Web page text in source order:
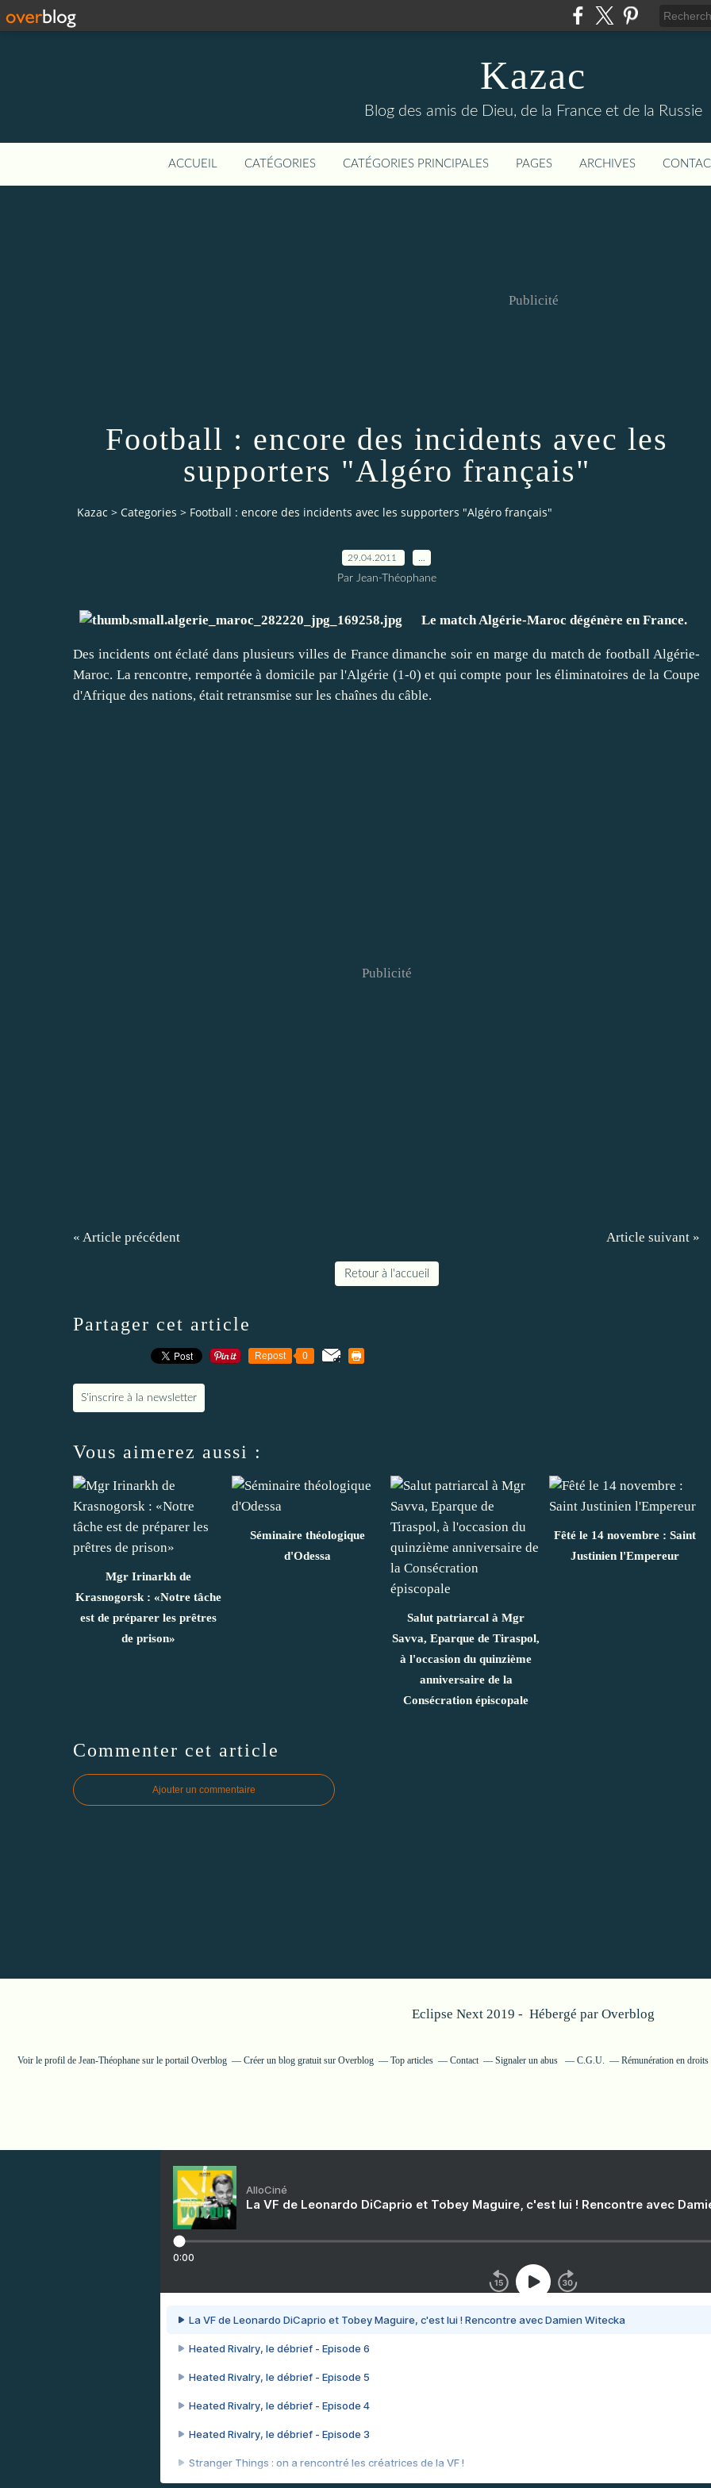
Kazac
Blog des amis de Dieu, de la France et de la Russie
ACCUEIL CATÉGORIES CATÉGORIES PRINCIPALES PAGES ARCHIVES
Publicité
Football : encore des incidents avec les
supporters "Algéro français"
Kazac > Categories > Football : encore des incidents avec les supporters "Algéro français"
29.04.2011
Par Jean-Théophane
Le match Algérie-Maroc dégénère en France.
Des incidents ont éclaté dans plusieurs villes de France dimanche soir en marge du match de football Algérie-
Maroc. La rencontre, remportée à domicile par l'Algérie (1-0) et qui compte pour les éliminatoires de la Coupe
d'Afrique des nations, était retransmise sur les chaînes du câble.
Publicité
« Article précédent Article suivant »
Retour à l'accueil
Partager cet article
Repost 0
S'inscrire à la newsletter
Vous aimerez aussi :
Mgr Irinarkh de
Krasnogorsk : «Notre tâche
est de préparer les prêtres
de prison»
Séminaire théologique
d'Odessa
Salut patriarcal à Mgr
Savva, Eparque de Tiraspol,
à l'occasion du quinzième
anniversaire de la
Consécration épiscopale
Fêté le 14 novembre : Saint
Justinien l'Empereur
Commenter cet article
Ajouter un commentaire
Eclipse Next 2019 - Hébergé par Overblog
Voir le profil de Jean-Théophane sur le portail Overblog Créer un blog gratuit sur Overblog Top articles Contact Signaler un abus C.G.U. Rémunération en droits
AlloCiné
La VF de Leonardo DiCaprio et Tobey Maguire, c'est lui ! Rencontre avec
0:00
La VF de Leonardo DiCaprio et Tobey Maguire, c'est lui ! Rencontre avec Damien Witecka
Heated Rivalry, le débrief - Episode 6
Heated Rivalry, le débrief - Episode 5
Heated Rivalry, le débrief - Episode 4
Heated Rivalry, le débrief - Episode 3
Stranger Things : on a rencontré les créatrices de la VF !